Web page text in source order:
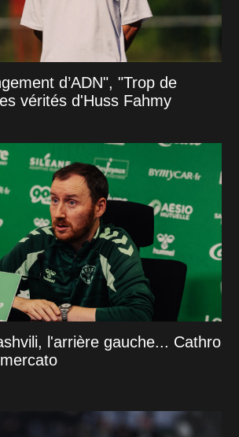
d’ADN", "Trop de
vérités d'Huss Fahmy
l'arrière gauche... Cathro